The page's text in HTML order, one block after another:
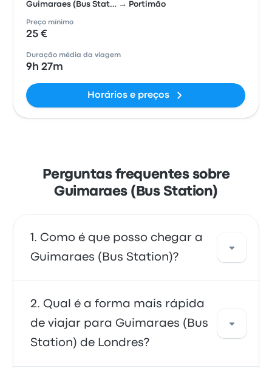
Guimaraes (Bus Stat… → Portimão
Preço mínimo
25 €
Duração média da viagem
9h 27m
Horários e preços
Perguntas frequentes sobre
Guimaraes (Bus Station)
Como é que posso chegar a
Guimaraes (Bus Station)?
Pode apanhar a autocarro, que fornece
acesso direto ao seu destino. Em alternativa,
também pode apanhar um táxi ou usar um
serviço de partilha de viagens.
Qual é a forma mais rápida
de viajar para Guimaraes (Bus
Station) de Londres?